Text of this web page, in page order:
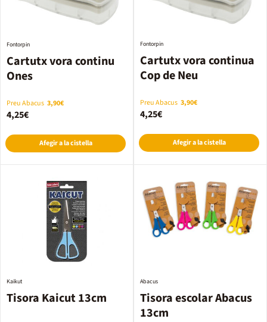
Cartutx vora continu
Ones
Fontorpin
Preu Abacus 3,90€
4,25€
Afegir a la cistella
Cartutx vora continua
Cop de Neu
Fontorpin
Preu Abacus 3,90€
4,25€
Afegir a la cistella
Tisora Kaicut 13cm
Kaikut
Tisora escolar Abacus
13cm
Abacus